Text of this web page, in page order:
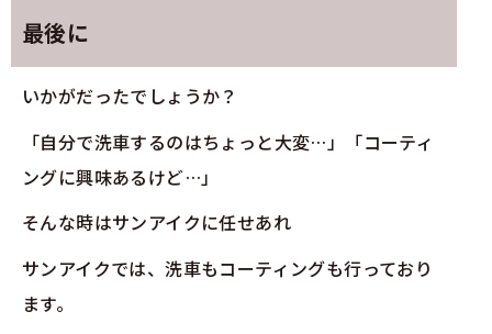
最後に
いかがだったでしょうか？
「自分で洗車するのはちょっと大変…」「コーティ
ングに興味あるけど…」
そんな時はサンアイクに任せあれ
サンアイクでは、洗車もコーティングも行っており
ます。